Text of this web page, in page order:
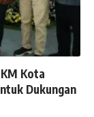
Kota
Dukungan